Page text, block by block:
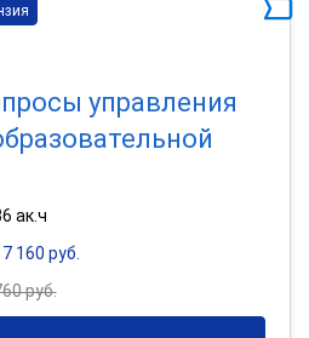
управления
ак.ч
160 руб.
руб.